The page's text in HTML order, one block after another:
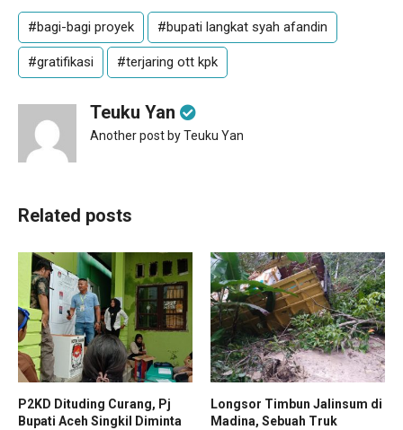
#bagi-bagi proyek #bupati langkat syah afandin
#gratifikasi #terjaring ott kpk
Teuku Yan
Another post by Teuku Yan
Related posts
P2KD Dituding Curang, Pj
Bupati Aceh Singkil Diminta
Longsor Timbun Jalinsum di
Madina, Sebuah Truk